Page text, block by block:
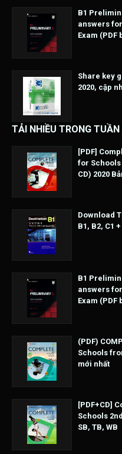
B1
answers
Exam (PDF
Share key
2020, cập
TẢI NHIỀU TRONG TUẦN
[PDF]
for Schools
CD) 2020
Download
B1, B2, C1
B1
answers
Exam (PDF
(PDF)
Schools
mới nhất
[PDF+CD]
Schools
SB, TB, WB